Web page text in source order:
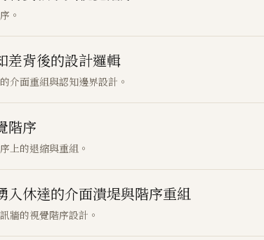
。
差背後的設計邏輯
介面重組與認知邊界設計。
階序
上的退縮與重組。
入休達的介面潰堤與階序重組
牆的視覺階序設計。